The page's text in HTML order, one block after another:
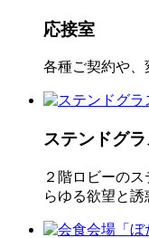
応接室
各種ご契約や、
ステンドグラ
２階ロビーの
らゆる欲望と誘